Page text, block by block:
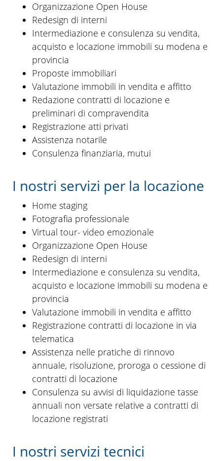
Organizzazione Open House
Redesign di interni
Intermediazione e consulenza su vendita,
acquisto e locazione immobili su modena e
provincia
Proposte immobiliari
Valutazione immobili in vendita e affitto
Redazione contratti di locazione e
preliminari di compravendita
Registrazione atti privati
Assistenza notarile
Consulenza finanziaria, mutui
I nostri servizi per la locazione
Home staging
Fotografia professionale
Virtual tour- video emozionale
Organizzazione Open House
Redesign di interni
Intermediazione e consulenza su vendita,
acquisto e locazione immobili su modena e
provincia
Valutazione immobili in vendita e affitto
Registrazione contratti di locazione in via
telematica
Assistenza nelle pratiche di rinnovo
annuale, risoluzione, proroga o cessione di
contratti di locazione
Consulenza su avvisi di liquidazione tasse
annuali non versate relative a contratti di
locazione registrati
I nostri servizi tecnici